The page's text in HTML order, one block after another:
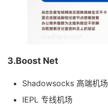
3.Boost Net
Shadowsocks 高端机场
IEPL 专线机场